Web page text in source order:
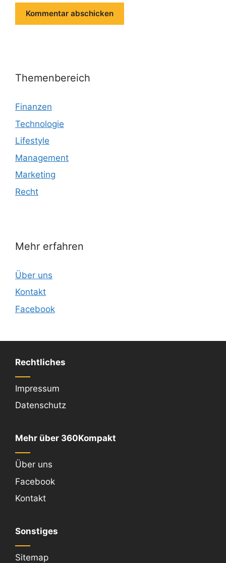
Themenbereich
Finanzen
Technologie
Lifestyle
Management
Marketing
Recht
Mehr erfahren
Über uns
Kontakt
Facebook
Rechtliches
Impressum
Datenschutz
Mehr über 360Kompakt
Über uns
Facebook
Kontakt
Sonstiges
Sitemap